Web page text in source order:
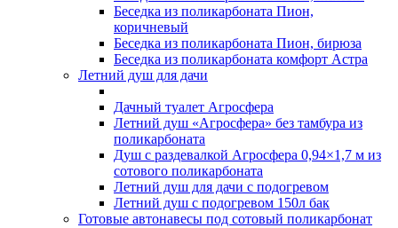
Беседка из поликарбоната Пион,
коричневый
Беседка из поликарбоната Пион, бирюза
Беседка из поликарбоната комфорт Астра
Летний душ для дачи
Дачный туалет Агросфера
Летний душ «Агросфера» без тамбура из
поликарбоната
Душ с раздевалкой Агросфера 0,94×1,7 м из
сотового поликарбоната
Летний душ для дачи с подогревом
Летний душ с подогревом 150л бак
Готовые автонавесы под сотовый поликарбонат